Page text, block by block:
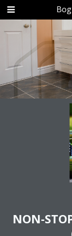
NON-